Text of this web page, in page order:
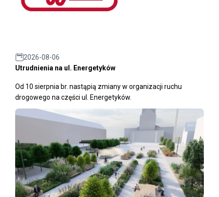
2026-08-06
Utrudnienia na ul. Energetyków
Od 10 sierpnia br. nastąpią zmiany w organizacji ruchu
drogowego na części ul. Energetyków.